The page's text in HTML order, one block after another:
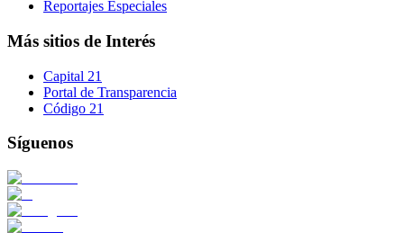
Reportajes Especiales
Más sitios de Interés
Capital 21
Portal de Transparencia
Código 21
Síguenos